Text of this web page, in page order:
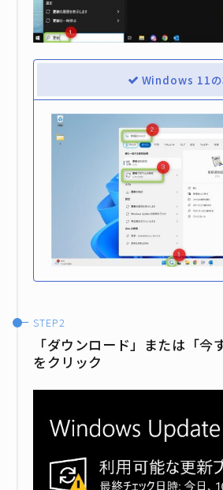
Windows 11の
「ダウンロード」または「今
をクリック